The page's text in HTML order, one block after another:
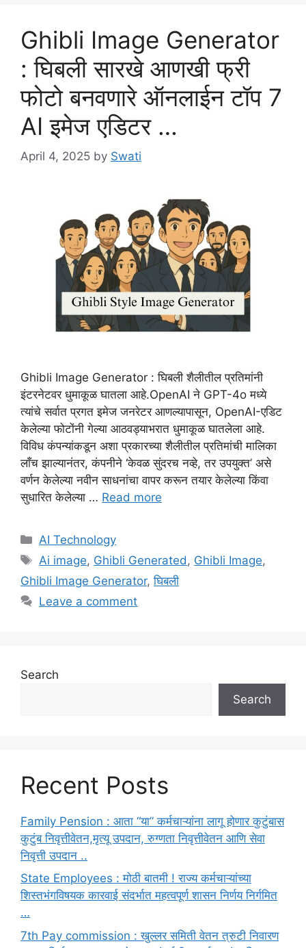
Ghibli Image Generator
: घिबली सारखे आणखी फ्री
फोटो बनवणारे ऑनलाईन टॉप 7
AI इमेज एडिटर …
April 4, 2025 by Swati
Ghibli Image Generator : घिबली शैलीतील प्रतिमांनी
इंटरनेटवर धुमाकूळ घातला आहे.OpenAI ने GPT-4o मध्ये
त्यांचे सर्वात प्रगत इमेज जनरेटर आणल्यापासून, OpenAI-एडिट
केलेल्या फोटोंनी गेल्या आठवड्याभरात धुमाकूळ घातलेला आहे.
विविध कंपन्यांकडून अशा प्रकारच्या शैलीतील प्रतिमांची मालिका
लाँच झाल्यानंतर, कंपनीने ‘केवळ सुंदरच नव्हे, तर उपयुक्त’ असे
वर्णन केलेल्या नवीन साधनांचा वापर करून तयार केलेल्या किंवा
सुधारित केलेल्या … Read more
Categories
AI Technology
Tags
Ai image, Ghibli Generated , Ghibli Image,
Ghibli Image Generator,घिबली
Leave a comment
Search
Search
Recent Posts
Family Pension : आता “या” कर्मचाऱ्यांना लागू होणार कुटुंबास
कुटुंब निवृत्तीवेतन,मृत्यू उपदान, रुग्णता निवृत्तीवेतन आणि सेवा
निवृत्ती उपदान ..
State Employees : मोठी बातमी ! राज्य कर्मचाऱ्यांच्या
शिस्तभंगविषयक कारवाई संदर्भात महत्वपूर्ण शासन निर्णय निर्गमित
…
7th Pay commission : खुल्लर समिती वेतन त्रुटी निवारण